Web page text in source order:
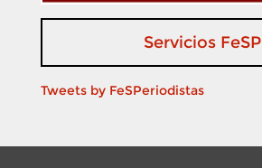
Servicios FeSP
Tweets by FeSPeriodistas